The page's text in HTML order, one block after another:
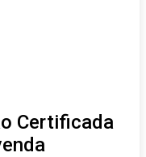
Certificada